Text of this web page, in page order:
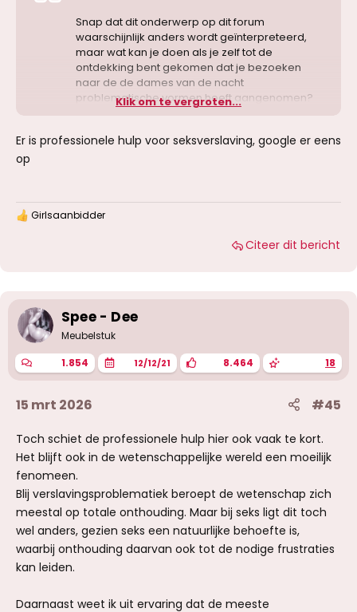
Snap dat dit onderwerp op dit forum
waarschijnlijk anders wordt geïnterpreteerd,
maar wat kan je doen als je zelf tot de
ontdekking bent gekomen dat je bezoeken
naar de de dames van de nacht
problematische vormen heeft aangenomen?
Ben vandaag naar de huisarts geweest om dit
problematiek (Heb helaas in het verleden een
Weet even niet goed meer wat ik nu kan doen.
Klik om te vergroten...
Er is professionele hulp voor seksverslaving, google er eens
op
W
n
g
n
:
Girlsaanbidder
Citeer dit bericht
Spee - Dee
Meubelstuk
1.854 12/12/21 8.464 18
15 mrt 2026 #45
Toch schiet de professionele hulp hier ook vaak te kort.
Het blijft ook in de wetenschappelijke wereld een moeilijk
fenomeen.
Blij verslavingsproblematiek beroept de wetenschap zich
meestal op totale onthouding. Maar bij seks ligt dit toch
wel anders, gezien seks een natuurlijke behoefte is,
waarbij onthouding daarvan ook tot de nodige frustraties
kan leiden.
Daarnaast weet ik uit ervaring dat de meeste